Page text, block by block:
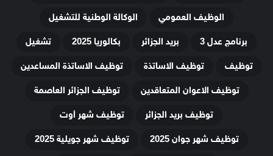
الوظيف العمومي
الوكالة الوطنية للتشغيل
برنامج عدل 3
بريد الجزائر بكالوريا 2025
تشغيل
توظيف
توظيف الاساتذة
توظيف الاساتذة المساعدين
توظيف الاعوان المتعاقدين
توظيف الجزائر العاصمة
توظيف بريد الجزائر
توظيف شهر أوت
توظيف شهر جوان 2025
توظيف شهر جويلية 2025